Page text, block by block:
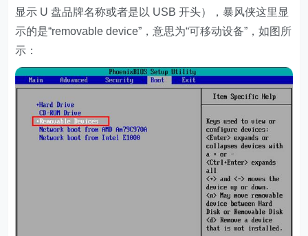
显示 U 盘品牌名称或者是以 USB 开头），暴风侠这里显
示的是“removable device”，意思为“可移动设备”，如图所
示：